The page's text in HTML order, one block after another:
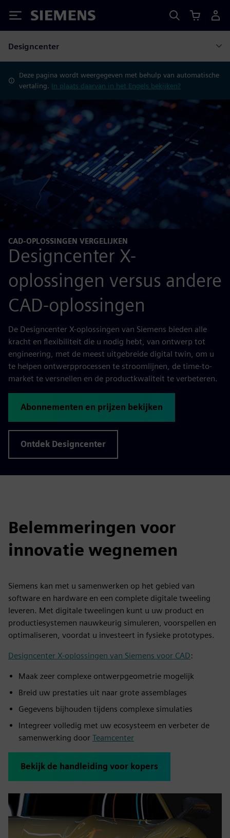
Siemens
Designcenter
Deze pagina wordt weergegeven met behulp van automatische
vertaling. In plaats daarvan in het Engels bekijken?
CAD-OPLOSSINGEN VERGELIJKEN
Designcenter X-
oplossingen versus andere
CAD-oplossingen
De Designcenter X-oplossingen van Siemens bieden alle
kracht en flexibiliteit die u nodig hebt, van ontwerp tot
engineering, met de meest uitgebreide digital twin, om u
te helpen ontwerpprocessen te stroomlijnen, de time-to-
market te versnellen en de productkwaliteit te verbeteren.
Abonnementen en prijzen bekijken
Ontdek Designcenter
Belemmeringen voor
innovatie wegnemen
Siemens kan met u samenwerken op het gebied van
software en hardware en een complete digitale tweeling
leveren. Met digitale tweelingen kunt u uw product en
productiesystemen nauwkeurig simuleren, voorspellen en
optimaliseren, voordat u investeert in fysieke prototypes.
Designcenter X-oplossingen van Siemens voor CAD:
Maak zeer complexe ontwerpgeometrie mogelijk
Breid uw prestaties uit naar grote assemblages
Gegevens bijhouden tijdens complexe simulaties
Integreer volledig met uw ecosysteem en verbeter de
samenwerking door Teamcenter
Bekijk de handleiding voor kopers